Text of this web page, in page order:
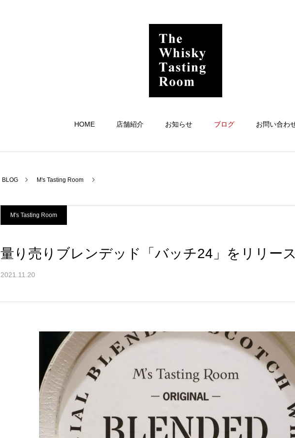
HOME 店舗紹介 お知らせ ブログ お問い合わ
BLOG M's Tasting Room
M's Tasting Room
量り売りブレンデッド「バッチ24」をリリー
2021.11.20